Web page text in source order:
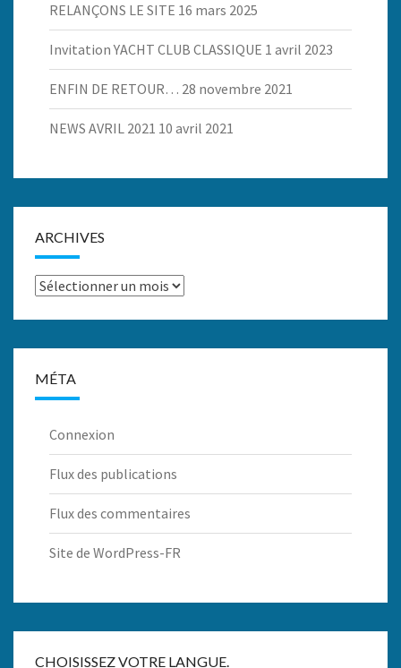
RELANÇONS LE SITE 16 mars 2025
Invitation YACHT CLUB CLASSIQUE 1 avril 2023
ENFIN DE RETOUR… 28 novembre 2021
NEWS AVRIL 2021 10 avril 2021
ARCHIVES
Archives
MÉTA
Connexion
Flux des publications
Flux des commentaires
Site de WordPress-FR
CHOISISSEZ VOTRE LANGUE.